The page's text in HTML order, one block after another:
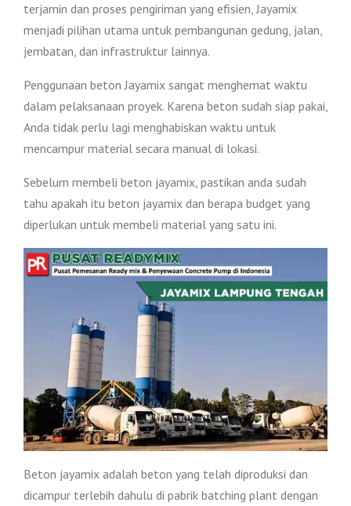
terjamin dan proses pengiriman yang efisien, Jayamix
menjadi pilihan utama untuk pembangunan gedung, jalan,
jembatan, dan infrastruktur lainnya.
Penggunaan beton Jayamix sangat menghemat waktu
dalam pelaksanaan proyek. Karena beton sudah siap pakai,
Anda tidak perlu lagi menghabiskan waktu untuk
mencampur material secara manual di lokasi.
Sebelum membeli beton jayamix, pastikan anda sudah
tahu apakah itu beton jayamix dan berapa budget yang
diperlukan untuk membeli material yang satu ini.
Beton jayamix adalah beton yang telah diproduksi dan
dicampur terlebih dahulu di pabrik batching plant dengan